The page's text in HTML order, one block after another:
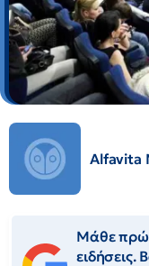
Alfavita
Μάθε
ειδήσεις.